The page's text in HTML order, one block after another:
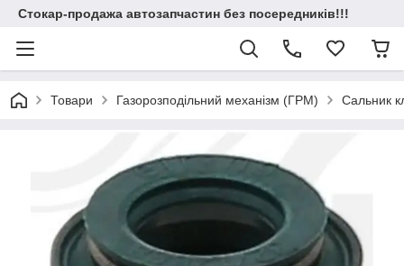
Стокар-продажа автозапчастин без посередників!!!
Товари Газорозподільний механізм (ГРМ) Сальник